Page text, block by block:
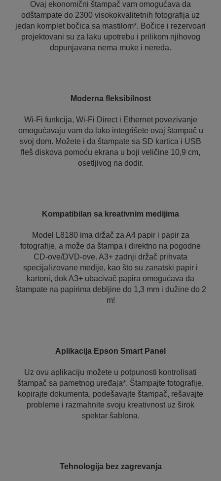
Ovaj ekonomični štampač vam omogućava da
odštampate do 2300 visokokvalitetnih fotografija uz
jedan komplet bočica sa mastilom*. Bočice i rezervoari
projektovani su za laku upotrebu i prilikom njihovog
dopunjavana nema muke i nereda.
Moderna fleksibilnost
Wi-Fi funkcija, Wi-Fi Direct i Ethernet povezivanje
omogućavaju vam da lako integrišete ovaj štampač u
svoj dom. Možete i da štampate sa SD kartica i USB
fleš diskova pomoću ekrana u boji veličine 10,9 cm,
osetljivog na dodir.
Kompatibilan sa kreativnim medijima
Model L8180 ima držač za A4 papir i papir za
fotografije, a može da štampa i direktno na pogodne
CD-ove/DVD-ove. A3+ zadnji držač prihvata
specijalizovane medije, kao što su zanatski papir i
kartoni, dok A3+ ubacivač papira omogućava da
štampate na papirima debljine do 1,3 mm i dužine do 2
m!
Aplikacija Epson Smart Panel
Uz ovu aplikaciju možete u potpunosti kontrolisati
štampač sa pametnog uređaja*. Štampajte fotografije,
kopirajte dokumenta, podešavajte štampač, rešavajte
probleme i razmahnite svoju kreativnost uz širok
spektar šablona.
Tehnologija bez zagrevanja